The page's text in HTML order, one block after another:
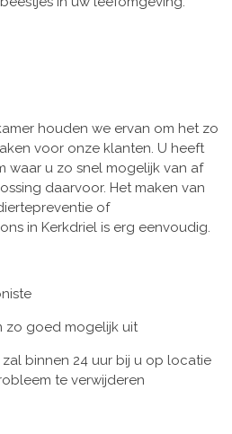
houden we ervan om het zo
voor onze klanten. U heeft
waar u zo snel mogelijk van af
daarvoor. Het maken van
of
in Kerkdriel is erg eenvoudig.
zo goed mogelijk uit
binnen 24 uur bij u op locatie
te verwijderen